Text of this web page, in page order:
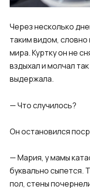
Через несколько
таким видом, словно
мира. Куртку он не
вздыхал и молчал
выдержала.
— Что случилось?
Он остановился
— Мария, у мамы
буквально сыпется.
пол, стены